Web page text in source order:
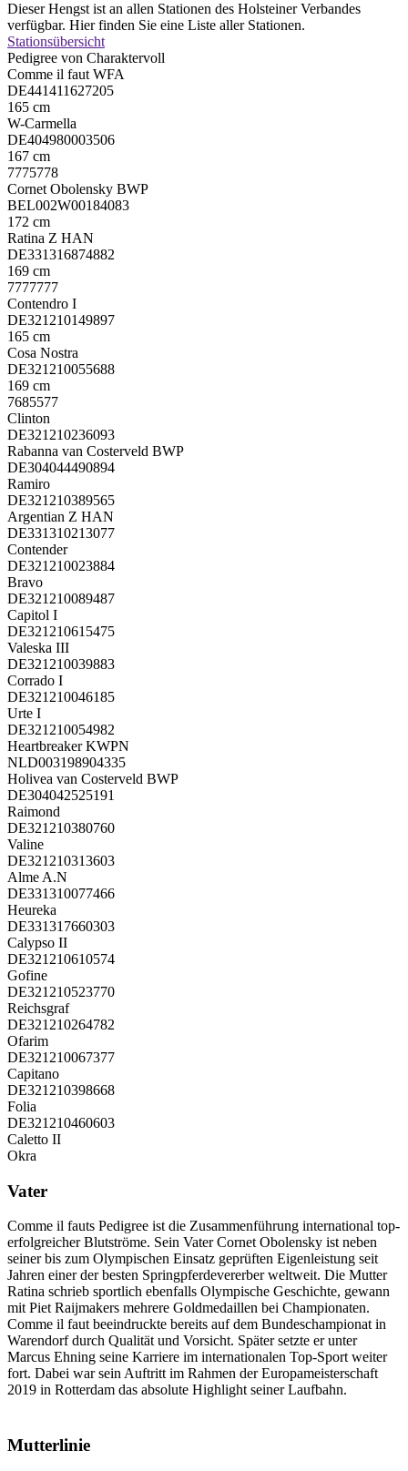
Dieser Hengst ist an allen Stationen des Holsteiner Verbandes
verfügbar. Hier finden Sie eine Liste aller Stationen.
Stationsübersicht
Pedigree von Charaktervoll
Comme il faut WFA
DE441411627205
165 cm
W-Carmella
DE404980003506
167 cm
7775778
Cornet Obolensky BWP
BEL002W00184083
172 cm
Ratina Z HAN
DE331316874882
169 cm
7777777
Contendro I
DE321210149897
165 cm
Cosa Nostra
DE321210055688
169 cm
7685577
Clinton
DE321210236093
Rabanna van Costerveld BWP
DE304044490894
Ramiro
DE321210389565
Argentian Z HAN
DE331310213077
Contender
DE321210023884
Bravo
DE321210089487
Capitol I
DE321210615475
Valeska III
DE321210039883
Corrado I
DE321210046185
Urte I
DE321210054982
Heartbreaker KWPN
NLD003198904335
Holivea van Costerveld BWP
DE304042525191
Raimond
DE321210380760
Valine
DE321210313603
Alme A.N
DE331310077466
Heureka
DE331317660303
Calypso II
DE321210610574
Gofine
DE321210523770
Reichsgraf
DE321210264782
Ofarim
DE321210067377
Capitano
DE321210398668
Folia
DE321210460603
Caletto II
Okra
Vater
Comme il fauts Pedigree ist die Zusammenführung international top-
erfolgreicher Blutströme. Sein Vater Cornet Obolensky ist neben
seiner bis zum Olympischen Einsatz geprüften Eigenleistung seit
Jahren einer der besten Springpferdevererber weltweit. Die Mutter
Ratina schrieb sportlich ebenfalls Olympische Geschichte, gewann
mit Piet Raijmakers mehrere Goldmedaillen bei Championaten.
Comme il faut beeindruckte bereits auf dem Bundeschampionat in
Warendorf durch Qualität und Vorsicht. Später setzte er unter
Marcus Ehning seine Karriere im internationalen Top-Sport weiter
fort. Dabei war sein Auftritt im Rahmen der Europameisterschaft
2019 in Rotterdam das absolute Highlight seiner Laufbahn.
Mutterlinie